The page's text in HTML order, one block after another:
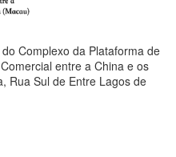
Complexo da Plataforma de
entre a China e os
Rua Sul de Entre Lagos de